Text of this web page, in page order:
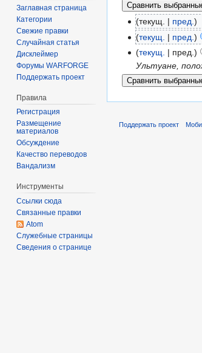
текущ. пред.
текущ.
пред.
текущ.
пред.
Ультуане,
Заглавная страница
Категории
Свежие правки
Случайная статья
Дисклеймер
Форумы WARFORGE
Поддержать проект
Правила
Регистрация
Размещение
материалов
Обсуждение
Качество переводов
Вандализм
Инструменты
Ссылки сюда
Связанные правки
Atom
Служебные страницы
Сведения о странице
Поддержать проект